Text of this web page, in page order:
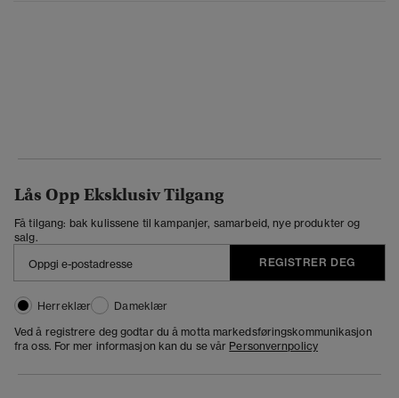
Lås Opp Eksklusiv Tilgang
Få tilgang: bak kulissene til kampanjer, samarbeid, nye produkter og
salg.
REGISTRER DEG
Herreklær
Dameklær
Ved å registrere deg godtar du å motta markedsføringskommunikasjon
fra oss. For mer informasjon kan du se vår Personvernpolicy